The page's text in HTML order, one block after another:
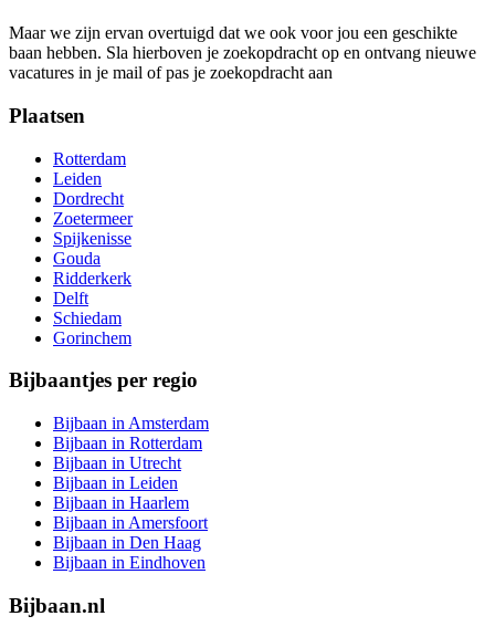
Maar we zijn ervan overtuigd dat we ook voor jou een geschikte
baan hebben. Sla hierboven je zoekopdracht op en ontvang nieuwe
vacatures in je mail of pas je zoekopdracht aan
Plaatsen
Rotterdam
Leiden
Dordrecht
Zoetermeer
Spijkenisse
Gouda
Ridderkerk
Delft
Schiedam
Gorinchem
Bijbaantjes per regio
Bijbaan in Amsterdam
Bijbaan in Rotterdam
Bijbaan in Utrecht
Bijbaan in Leiden
Bijbaan in Haarlem
Bijbaan in Amersfoort
Bijbaan in Den Haag
Bijbaan in Eindhoven
Bijbaan.nl